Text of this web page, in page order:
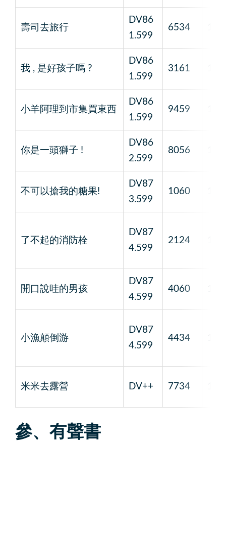
壽司去旅行
DV86
1.599
6534
我 , 是好孩子嗎 ?
DV86
1.599
3161
小羊阿理到市集買東西
DV86
1.599
9459
你是一頭獅子 !
DV86
2.599
8056
不可以搶我的糖果!
DV87
3.599
1060
了不起的消防栓
DV87
4.599
2124
開口說哇的男孩
DV87
4.599
4060
小漁顛倒游
DV87
4.599
4434
米米去露營 DV++ 7734
參、有聲書